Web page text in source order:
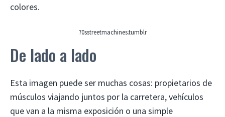
colores.
70sstreetmachines.tumblr
De lado a lado
Esta imagen puede ser muchas cosas: propietarios de
músculos viajando juntos por la carretera, vehículos
que van a la misma exposición o una simple